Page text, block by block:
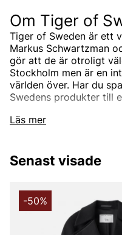
Läs mer
Om Tiger of
Tiger of Sweden är ett
Markus Schwartzman
gör att de är otroligt
Stockholm men är en
världen över. Har du
Swedens produkter till
Tiger of
designas i den
Under åren har
hitta både Tiger of
klassiska jackorna är
Senast visade
-50%